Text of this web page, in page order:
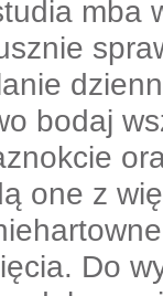
mba
bodaj
one z
Do